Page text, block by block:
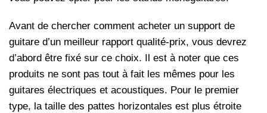
Avant de chercher comment acheter un support de
guitare d’un meilleur rapport qualité-prix, vous devrez
d’abord être fixé sur ce choix. Il est à noter que ces
produits ne sont pas tout à fait les mêmes pour les
guitares électriques et acoustiques. Pour le premier
type, la taille des pattes horizontales est plus étroite